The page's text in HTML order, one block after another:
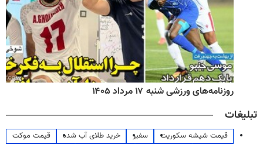
روزنامه‌های ورزشی شنبه ۱۷ مرداد ۱۴۰۵
تبلیغات
قیمت شیشه سکوریت سفیر خرید طلای آب شده
قیمت موکت